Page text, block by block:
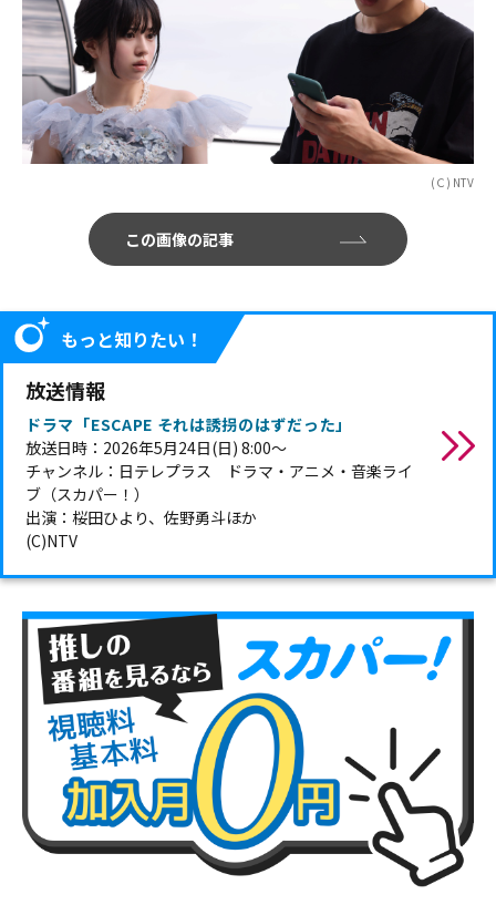
(Ｃ) NTV
この画像の記事
もっと知りたい！
放送情報
ドラマ「ESCAPE それは誘拐のはずだった」
放送日時：2026年5月24日(日) 8:00～
チャンネル：日テレプラス ドラマ・アニメ・音楽ライ
ブ（スカパー！）
出演：桜田ひより、佐野勇斗ほか
(C)NTV